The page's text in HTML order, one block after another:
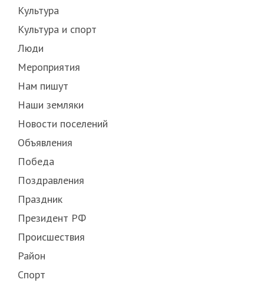
Культура
Культура и спорт
Люди
Мероприятия
Нам пишут
Наши земляки
Новости поселений
Объявления
Победа
Поздравления
Праздник
Президент РФ
Происшествия
Район
Спорт